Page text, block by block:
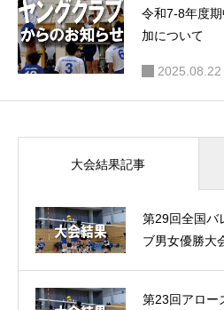
令和7-8年度
加について
2025.08.22
大会結果記事
第29回全国バ
ブ男女優勝大
第23回アロー